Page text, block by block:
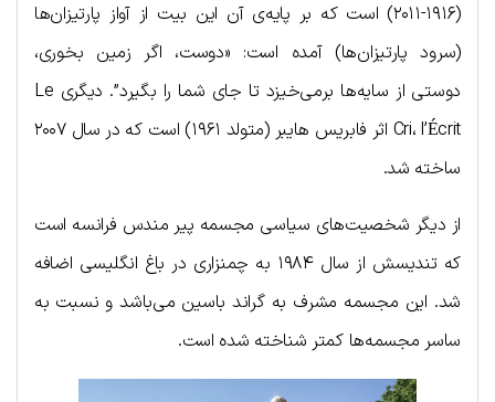
(۱۹۱۶-۲۰۱۱) است که بر پایه‌ی آن این بیت از آواز پارتیزان‌ها
(سرود پارتیزان‌ها) آمده است: «دوست، اگر زمین بخوری،
دوستی از سایه‌ها برمی‌خیزد تا جای شما را بگیرد”. دیگری Le
Cri، l’Écrit اثر فابریس هایبر (متولد ۱۹۶۱) است که در سال ۲۰۰۷
ساخته شد.
از دیگر شخصیت‌های سیاسی مجسمه پیر مندس فرانسه است
که تندیسش از سال ۱۹۸۴ به چمنزاری در باغ انگلیسی اضافه
شد. این مجسمه مشرف به گراند باسین می‌باشد و نسبت به
ساسر مجسمه‌ها کمتر شناخته شده است.